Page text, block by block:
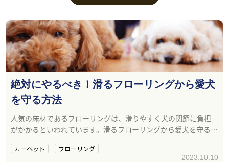
絶対にやるべき！滑るフローリングから愛犬
を守る方法
人気の床材であるフローリングは、滑りやすく犬の関節に負担
がかかるといわれています。滑るフローリングから愛犬を守る方
カーペット フローリング
2023.10.10